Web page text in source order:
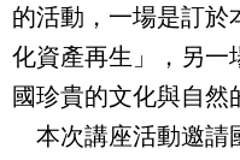
的活動，一場是訂於
化資產再生 」 ，另一
國珍貴的文化與自然
本次講座活動邀請